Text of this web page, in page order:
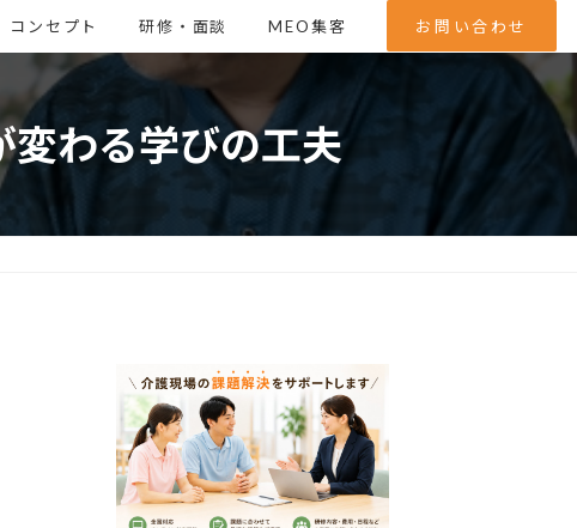
コンセプト 研修・面談 MEO集客 お問い合わせ
わる学びの工夫